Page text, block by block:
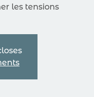
les tensions